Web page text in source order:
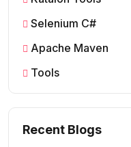
Selenium C#
Apache Maven
Tools
Recent Blogs